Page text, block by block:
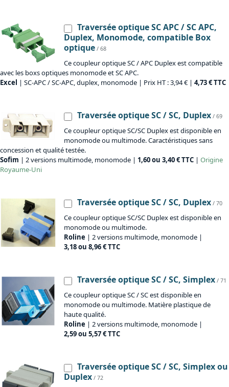
Traversée optique SC APC / SC APC,
Duplex, Monomode, compatible Box
optique / 68
Ce coupleur optique SC / APC Duplex est compatible
avec les boxs optiques monomode et SC APC.
Excel
| SC-APC / SC-APC, duplex, monomode | Prix HT : 3,94 € | 4,73 € TTC
Traversée optique SC / SC, Duplex / 69
Ce coupleur optique SC/SC Duplex est disponible en
monomode ou multimode. Caractéristiques sans
concession et qualité testée.
Sofim | 2 versions multimode, monomode | 1,60 ou 3,40 € TTC | Origine
Royaume-Uni
Traversée optique SC / SC, Duplex / 70
Ce coupleur optique SC/SC Duplex est disponible en
monomode ou multimode.
Roline | 2 versions multimode, monomode |
3,18 ou 8,96 € TTC
Traversée optique SC / SC, Simplex / 71
Ce coupleur optique SC / SC est disponible en
monomode ou multimode. Matière plastique de
haute qualité.
Roline | 2 versions multimode, monomode |
2,59 ou 5,57 € TTC
Traversée optique SC / SC, Simplex ou
Duplex / 72